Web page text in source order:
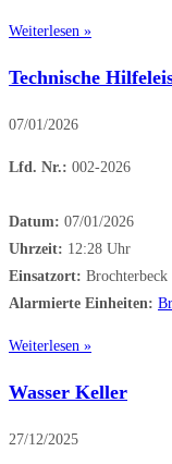
Weiterlesen »
Technische
07/01/2026
Lfd. Nr.: 002-2026
Datum: 07/01/2026
Uhrzeit: 12:28 Uhr
Einsatzort: Brochterbeck
Alarmierte Einheiten:
Weiterlesen »
Wasser Keller
27/12/2025